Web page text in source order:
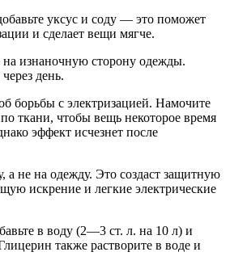
уксус и соду — это поможет
и сделает вещи мягче.
изнаночную сторону одежды.
день.
борьбы с электризацией. Намочите
ткани, чтобы вещь некоторое время
эффект исчезнет после
а не на одежду. Это создаст защитную
искрение и легкие электрические
в воду (2—3 ст. л. на 10 л) и
также растворите в воде и